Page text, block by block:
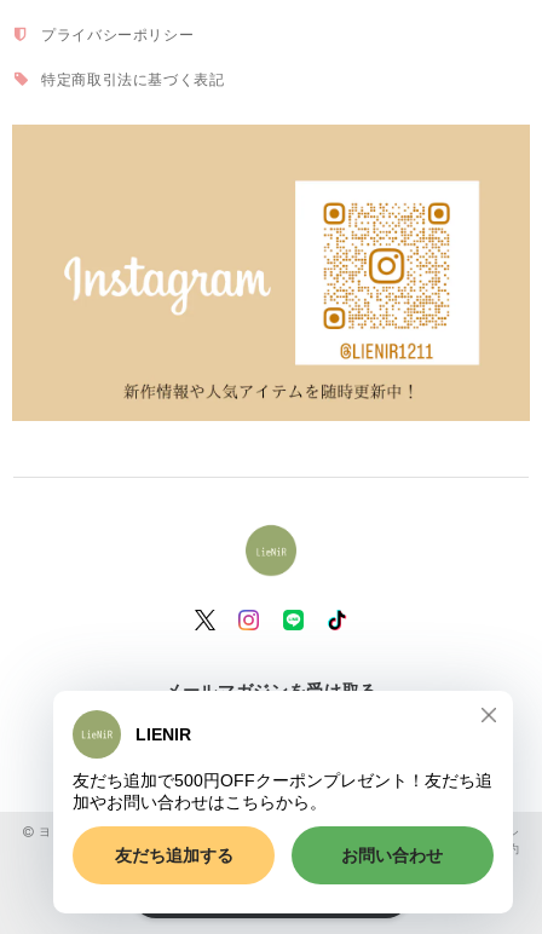
プライバシーポリシー
特定商取引法に基づく表記
メールマガジンを受け取る
ヨガウェア&フィットネスウェア専門店 LieNiR (リヤニール) |プライバシーポリシ
| 特定商取引法に基づく表記 会員規約